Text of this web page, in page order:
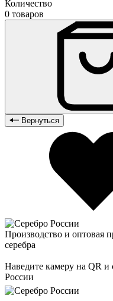
Количество
0 товаров
Вернуться
Производство и оптовая
серебра
Наведите камеру на QR и
России